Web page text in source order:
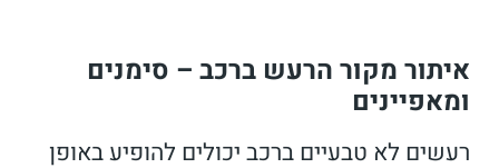
איתור מקור הרעש ברכב – סימנים
ומאפיינים
רעשים לא טבעיים ברכב יכולים להופיע באופן